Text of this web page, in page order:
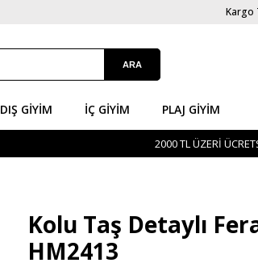
Kargo
DIŞ GIYIM İÇ GİYIM PLAJ GIYIM
2000 TL ÜZERİ
Kolu Taş Detaylı
HM2413